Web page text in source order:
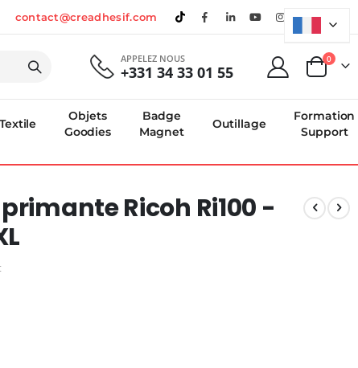
contact@creadhesif.com
APPELEZ NOUS
+331 34 33 01 55 Panier
0
Textile
Objets
Goodies
Badge
Magnet
Outillage
Formation
Support
Ricoh Ri100 -